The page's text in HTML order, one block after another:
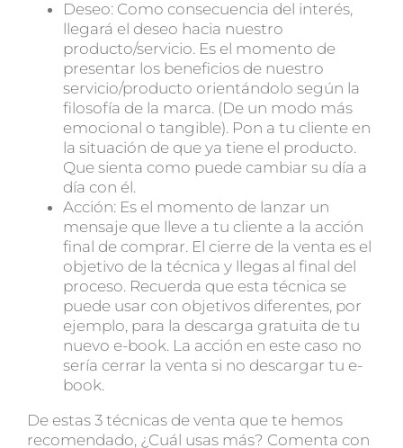
Deseo: Como consecuencia del interés,
llegará el deseo hacia nuestro
producto/servicio. Es el momento de
presentar los beneficios de nuestro
servicio/producto orientándolo según la
filosofía de la marca. (De un modo más
emocional o tangible). Pon a tu cliente en
la situación de que ya tiene el producto.
Que sienta como puede cambiar su día a
día con él.
Acción: Es el momento de lanzar un
mensaje que lleve a tu cliente a la acción
final de comprar. El cierre de la venta es el
objetivo de la técnica y llegas al final del
proceso. Recuerda que esta técnica se
puede usar con objetivos diferentes, por
ejemplo, para la descarga gratuita de tu
nuevo e-book. La acción en este caso no
sería cerrar la venta si no descargar tu e-
book.
De estas 3 técnicas de venta que te hemos
recomendado, ¿Cuál usas más? Comenta con